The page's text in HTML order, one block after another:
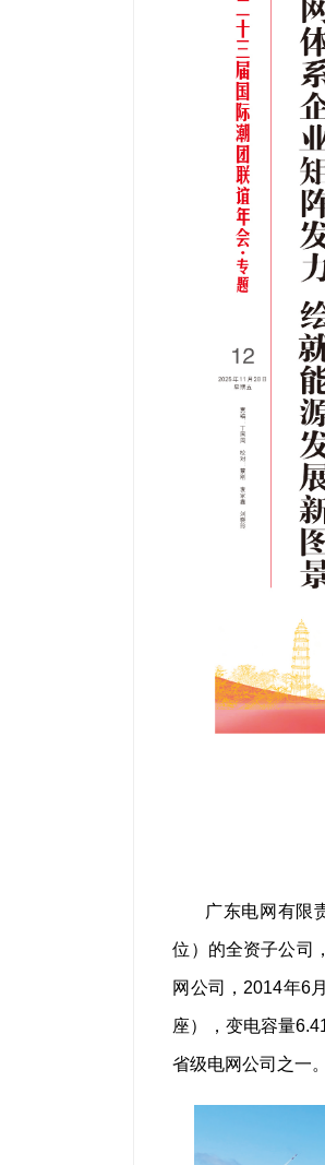
广东电网有限
位）的全资子公司
网公司，2014年6
座），变电容量
省级电网公司之一。